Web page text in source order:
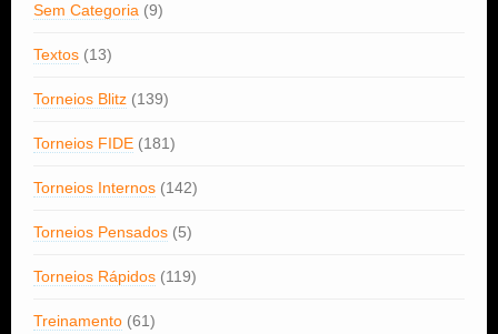
Sem Categoria (9)
Textos (13)
Torneios Blitz (139)
Torneios FIDE (181)
Torneios Internos (142)
Torneios Pensados (5)
Torneios Rápidos (119)
Treinamento (61)